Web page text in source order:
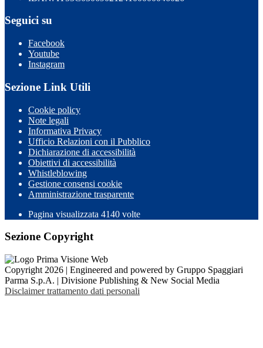
Seguici su
Facebook
Youtube
Instagram
Sezione Link Utili
Cookie policy
Note legali
Informativa Privacy
Ufficio Relazioni con il Pubblico
Dichiarazione di accessibilità
Obiettivi di accessibilità
Whistleblowing
Gestione consensi cookie
Amministrazione trasparente
Pagina visualizzata 4140 volte
Sezione Copyright
Copyright 2026 | Engineered and powered by Gruppo Spaggiari
Parma S.p.A. | Divisione Publishing & New Social Media
Disclaimer trattamento dati personali